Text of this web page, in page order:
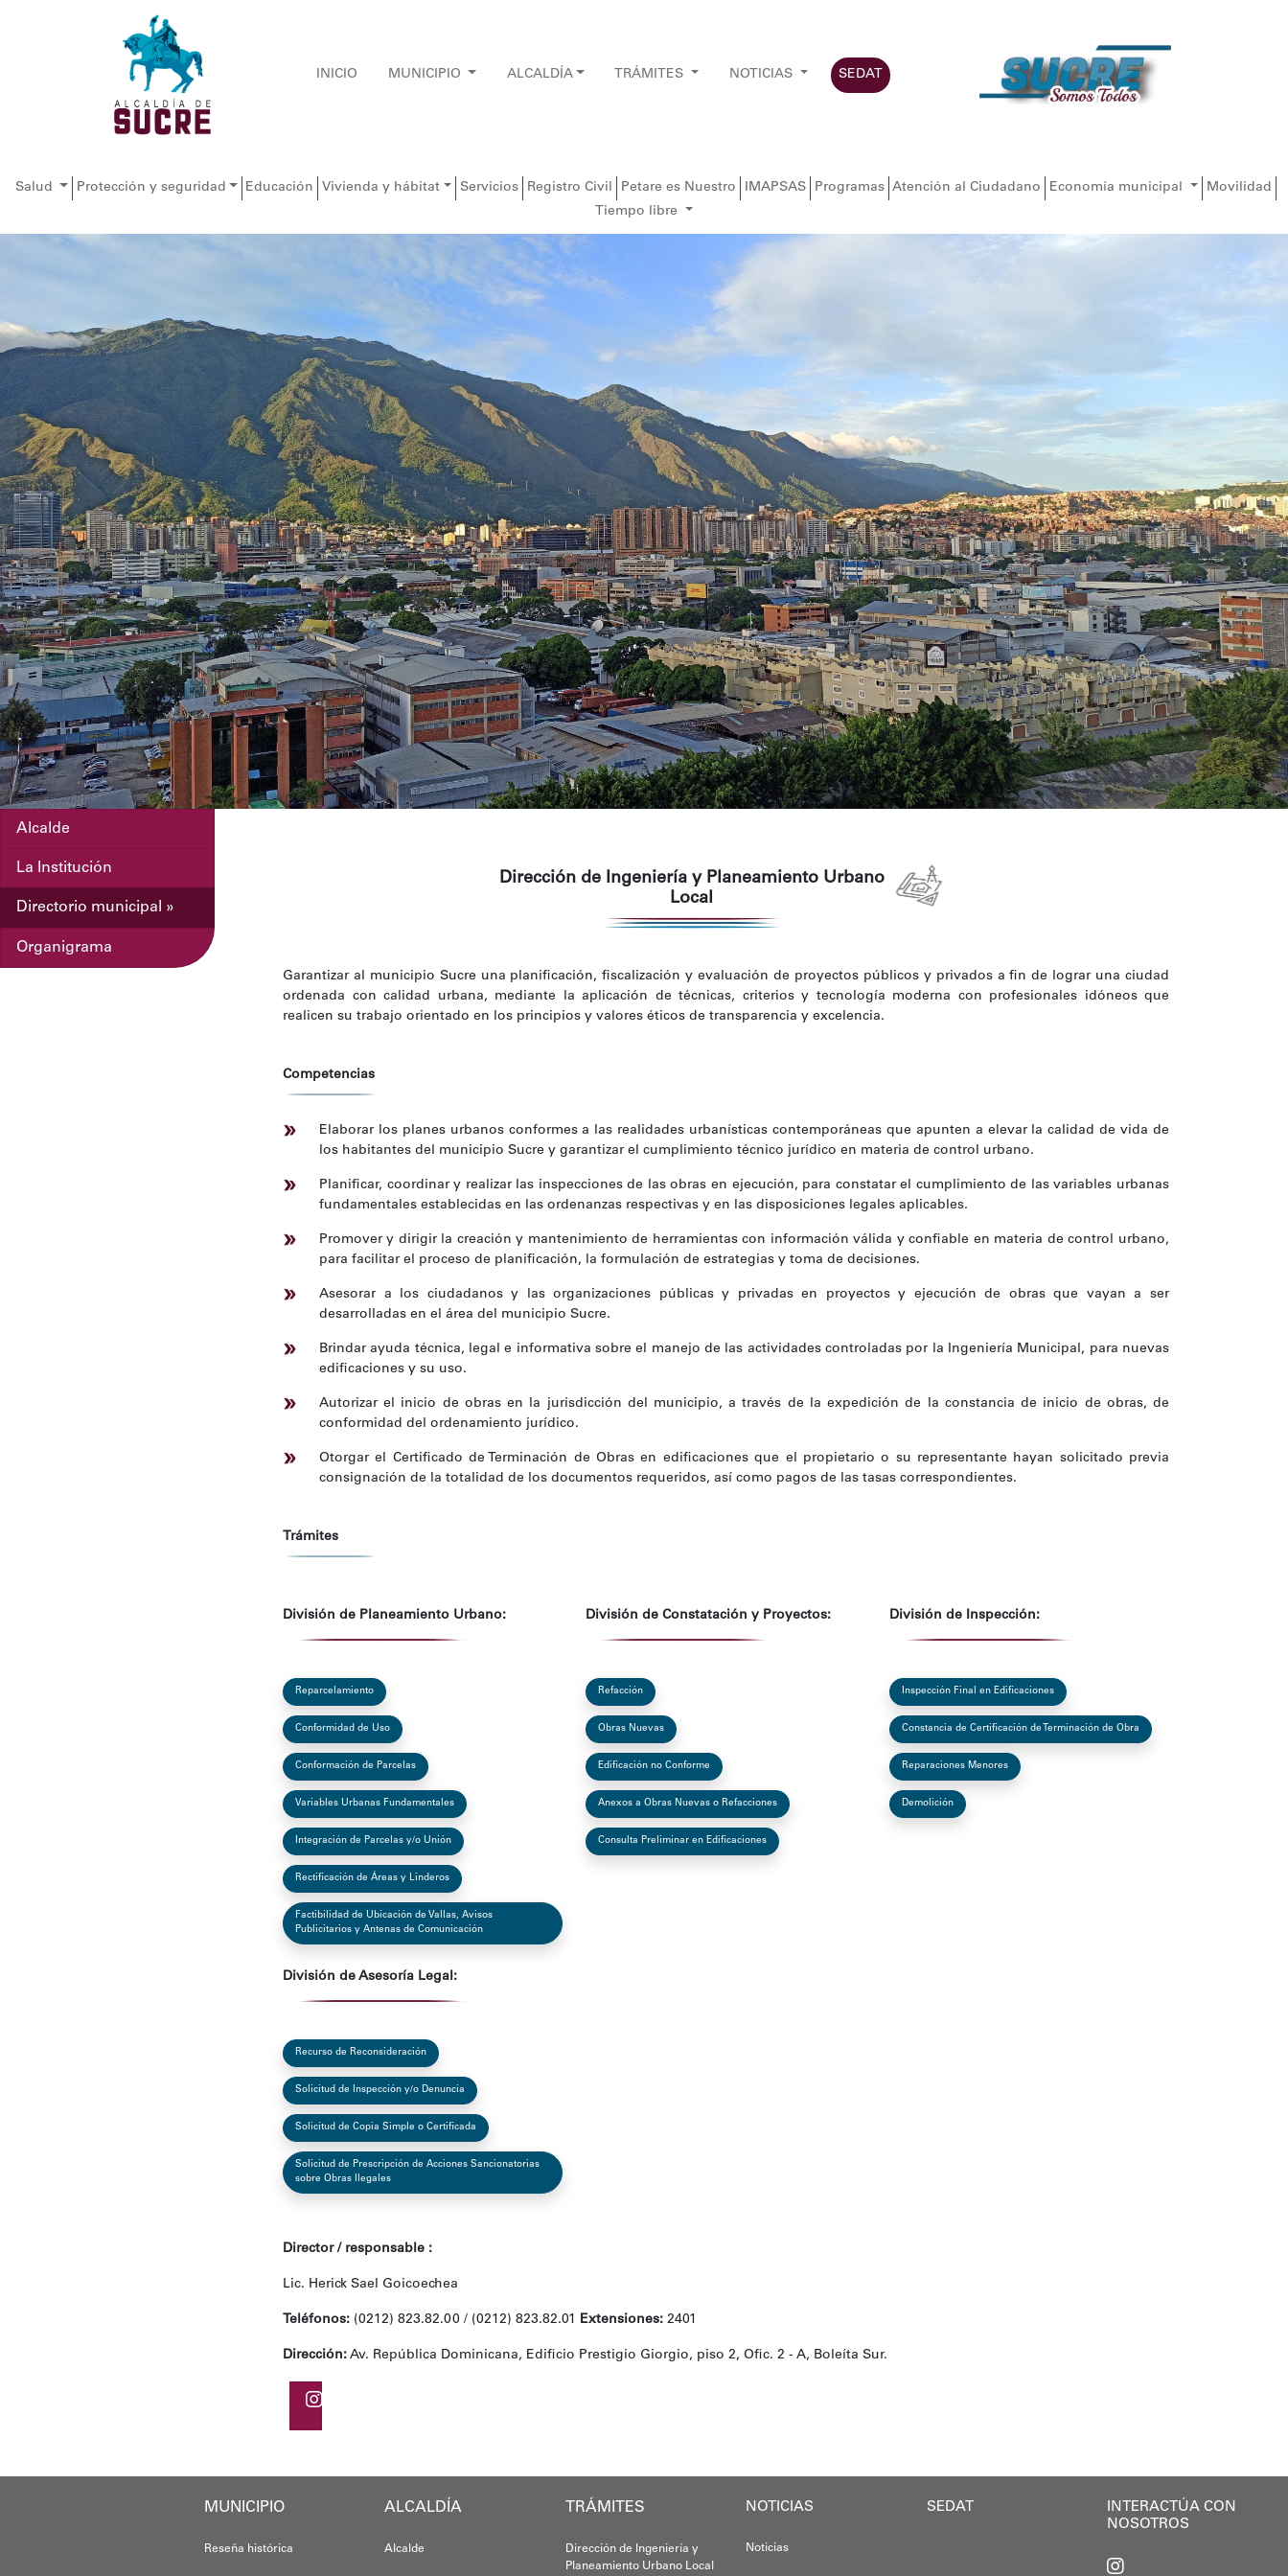
INICIO MUNICIPIO ALCALDÍA TRÁMITES NOTICIAS SEDAT
Salud Protección y seguridad Educación Vivienda y hábitat Servicios Registro Civil Petare es Nuestro IMAPSAS Programas Atención al Ciudadano Economía municipal
Movilidad
Tiempo libre
Alcalde
La Institución
Directorio municipal »
Organigrama
Dirección de Ingeniería y Planeamiento Urbano
Local
Garantizar al municipio Sucre una planificación, fiscalización y evaluación de proyectos públicos y privados a fin de lograr una ciudad
ordenada con calidad urbana, mediante la aplicación de técnicas, criterios y tecnología moderna con profesionales idóneos que
realicen su trabajo orientado en los principios y valores éticos de transparencia y excelencia.
Competencias
Elaborar los planes urbanos conformes a las realidades urbanísticas contemporáneas que apunten a elevar la calidad de vida de
los habitantes del municipio Sucre y garantizar el cumplimiento técnico jurídico en materia de control urbano.
Planificar, coordinar y realizar las inspecciones de las obras en ejecución, para constatar el cumplimiento de las variables urbanas
fundamentales establecidas en las ordenanzas respectivas y en las disposiciones legales aplicables.
Promover y dirigir la creación y mantenimiento de herramientas con información válida y confiable en materia de control urbano,
para facilitar el proceso de planificación, la formulación de estrategias y toma de decisiones.
Asesorar a los ciudadanos y las organizaciones públicas y privadas en proyectos y ejecución de obras que vayan a ser
desarrolladas en el área del municipio Sucre.
Brindar ayuda técnica, legal e informativa sobre el manejo de las actividades controladas por la Ingeniería Municipal, para nuevas
edificaciones y su uso.
Autorizar el inicio de obras en la jurisdicción del municipio, a través de la expedición de la constancia de inicio de obras, de
conformidad del ordenamiento jurídico.
Otorgar el Certificado de Terminación de Obras en edificaciones que el propietario o su representante hayan solicitado previa
consignación de la totalidad de los documentos requeridos, así como pagos de las tasas correspondientes.
Trámites
División de Planeamiento Urbano:
Reparcelamiento
Conformidad de Uso
Conformación de Parcelas
Variables Urbanas Fundamentales
Integración de Parcelas y/o Unión
Rectificación de Áreas y Linderos
Factibilidad de Ubicación de Vallas, Avisos
Publicitarios y Antenas de Comunicación
División de Constatación y Proyectos:
Refacción
Obras Nuevas
Edificación no Conforme
Anexos a Obras Nuevas o Refacciones
Consulta Preliminar en Edificaciones
División de Inspección:
Inspección Final en Edificaciones
Constancia de Certificación de Terminación de Obra
Reparaciones Menores
Demolición
División de Asesoría Legal:
Recurso de Reconsideración
Solicitud de Inspección y/o Denuncia
Solicitud de Copia Simple o Certificada
Solicitud de Prescripción de Acciones Sancionatorias
sobre Obras Ilegales
Director / responsable :
Lic. Herick Sael Goicoechea
Teléfonos: (0212) 823.82.00 / (0212) 823.82.01 Extensiones: 2401
Dirección: Av. República Dominicana, Edificio Prestigio Giorgio, piso 2, Ofic. 2 - A, Boleíta Sur.
MUNICIPIO
Reseña histórica
ALCALDÍA
Alcalde
TRÁMITES
Dirección de Ingeniería y
Planeamiento Urbano Local
NOTICIAS
Noticias
SEDAT
INTERACTÚA CON
NOSOTROS